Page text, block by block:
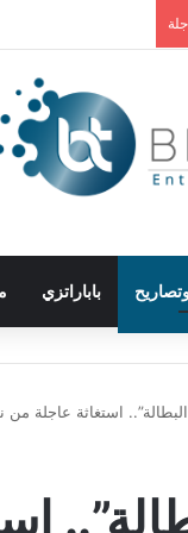
باباراتزي
استغاثة عاجلة من